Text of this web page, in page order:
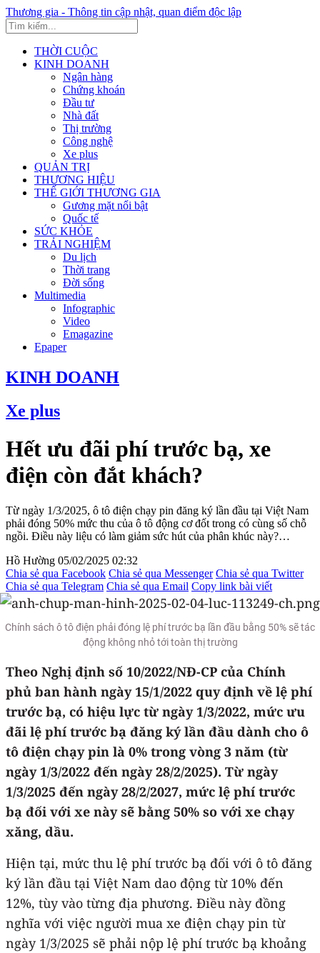
Thương gia - Thông tin cập nhật, quan điểm độc lập
THỜI CUỘC
KINH DOANH
Ngân hàng
Chứng khoán
Đầu tư
Nhà đất
Thị trường
Công nghệ
Xe plus
QUẢN TRỊ
THƯƠNG HIỆU
THẾ GIỚI THƯƠNG GIA
Gương mặt nổi bật
Quốc tế
SỨC KHỎE
TRẢI NGHIỆM
Du lịch
Thời trang
Đời sống
Multimedia
Infographic
Video
Emagazine
Epaper
KINH DOANH
Xe plus
Hết ưu đãi phí trước bạ, xe
điện còn đắt khách?
Từ ngày 1/3/2025, ô tô điện chạy pin đăng ký lần đầu tại Việt Nam
phải đóng 50% mức thu của ô tô động cơ đốt trong có cùng số chỗ
ngồi. Điều này liệu có làm giảm sức hút của phân khúc này?…
Hồ Hường 05/02/2025 02:32
Chia sẻ qua Facebook Chia sẻ qua Messenger Chia sẻ qua Twitter
Chia sẻ qua Telegram Chia sẻ qua Email Copy link bài viết
Chính sách ô tô điện phải đóng lệ phí trước bạ lần đầu bằng 50% sẽ tác
động không nhỏ tới toàn thị trường
Theo Nghị định số 10/2022/NĐ-CP của Chính
phủ ban hành ngày 15/1/2022 quy định về lệ phí
trước bạ, có hiệu lực từ ngày 1/3/2022, mức ưu
đãi lệ phí trước bạ đăng ký lần đầu dành cho ô
tô điện chạy pin là 0% trong vòng 3 năm (từ
ngày 1/3/2022 đến ngày 28/2/2025). Từ ngày
1/3/2025 đến ngày 28/2/2027, mức lệ phí trước
bạ đối với xe này sẽ bằng 50% so với xe chạy
xăng, dầu.
Hiện tại, mức thu lệ phí trước bạ đối với ô tô đăng
ký lần đầu tại Việt Nam dao động từ 10% đến
12%, tùy vào từng địa phương. Điều này đồng
nghĩa với việc người mua xe điện chạy pin từ
ngày 1/3/2025 sẽ phải nộp lệ phí trước bạ khoảng